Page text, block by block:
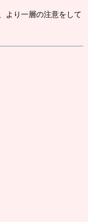
より一層の注意をして